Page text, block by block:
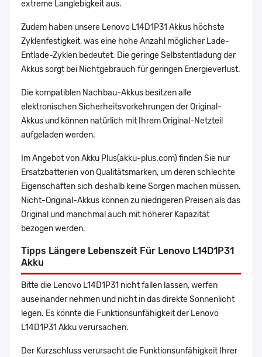
extreme Langlebigkeit aus.
Zudem haben unsere Lenovo L14D1P31 Akkus höchste
Zyklenfestigkeit, was eine hohe Anzahl möglicher Lade-
Entlade-Zyklen bedeutet. Die geringe Selbstentladung der
Akkus sorgt bei Nichtgebrauch für geringen Energieverlust.
Die kompatiblen Nachbau-Akkus besitzen alle
elektronischen Sicherheitsvorkehrungen der Original-
Akkus und können natürlich mit Ihrem Original-Netzteil
aufgeladen werden.
Im Angebot von Akku Plus(akku-plus.com) finden Sie nur
Ersatzbatterien von Qualitätsmarken, um deren schlechte
Eigenschaften sich deshalb keine Sorgen machen müssen.
Nicht-Original-Akkus können zu niedrigeren Preisen als das
Original und manchmal auch mit höherer Kapazität
bezogen werden.
Tipps Längere Lebenszeit Für Lenovo L14D1P31
Akku
Bitte die Lenovo L14D1P31 nicht fallen lassen, werfen
auseinander nehmen und nicht in das direkte Sonnenlicht
legen. Es könnte die Funktionsunfähigkeit der Lenovo
L14D1P31 Akku verursachen.
Der Kurzschluss verursacht die Funktionsunfähigkeit Ihrer